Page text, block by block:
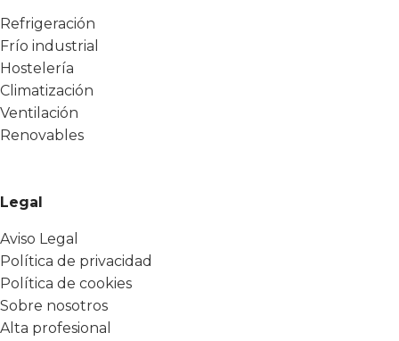
Refrigeración
Frío industrial
Hostelería
Climatización
Ventilación
Renovables
Legal
Aviso Legal
Política de privacidad
Política de cookies
Sobre nosotros
Alta profesional